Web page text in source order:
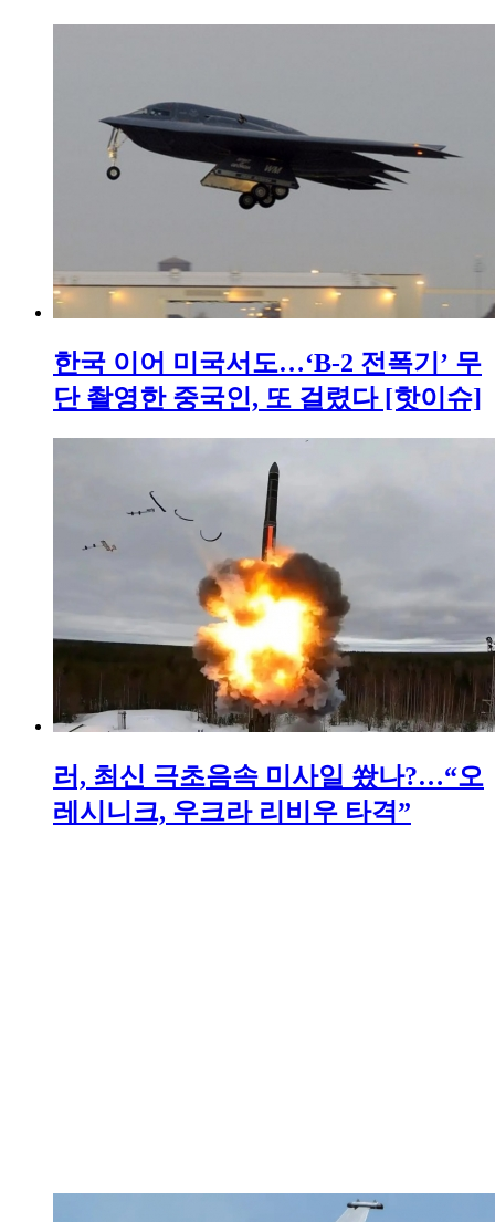
한국 이어 미국서도…‘B-2 전폭기’ 무
단 촬영한 중국인, 또 걸렸다 [핫이슈]
러, 최신 극초음속 미사일 쐈나?…“오
레시니크, 우크라 리비우 타격”